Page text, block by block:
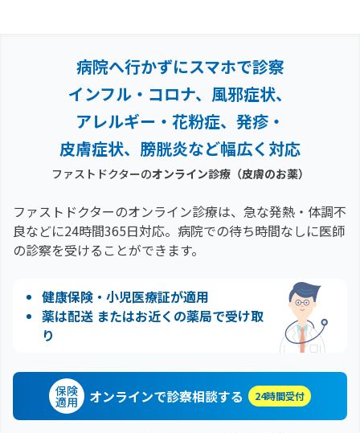
病院へ行かずにスマホで診察
インフル・コロナ、風邪症状、
アレルギー・花粉症、 発疹・
皮膚症状、膀胱炎など幅広く対応
ファストドクターのオンライン診療（皮膚のお薬）
ファストドクターのオンライン診療は、急な発熱・体調不
良などに24時間365日対応。 病院での待ち時間なしに医師
の診察を受けることができます。
健康保険・小児医療証が適用
薬は配送 またはお近くの薬局で受け取
り
保険
適用 オンラインで診察相談する 24時間受付